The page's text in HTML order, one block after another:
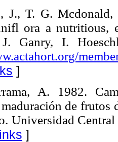
J., T. G.
ora a
J. Ganry, I.
]
A. 1982.
de frutos
Universidad
]